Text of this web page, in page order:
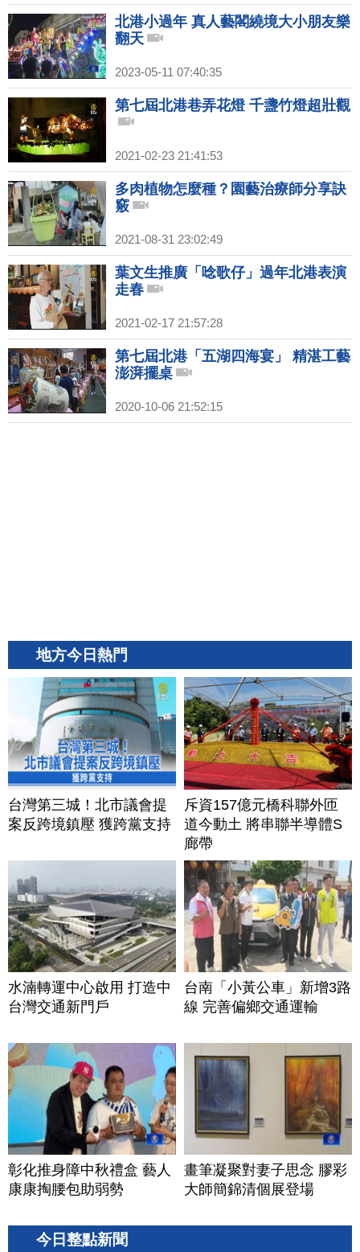
北港小過年 真人藝閣繞境大小朋友樂
翻天
2023-05-11 07:40:35
第七屆北港巷弄花燈 千盞竹燈超壯觀
2021-02-23 21:41:53
多肉植物怎麼種？園藝治療師分享訣
竅
2021-08-31 23:02:49
葉文生推廣「唸歌仔」過年北港表演
走春
2021-02-17 21:57:28
第七屆北港「五湖四海宴」 精湛工藝
澎湃擺桌
2020-10-06 21:52:15
地方今日熱門
台灣第三城！北市議會提
案反跨境鎮壓 獲跨黨支持
斥資157億元橋科聯外匝
道今動土 將串聯半導體S
廊帶
水湳轉運中心啟用 打造中
台灣交通新門戶
台南「小黃公車」新增3路
線 完善偏鄉交通運輸
彰化推身障中秋禮盒 藝人
康康掏腰包助弱勢
畫筆凝聚對妻子思念 膠彩
大師簡錦清個展登場
今日整點新聞